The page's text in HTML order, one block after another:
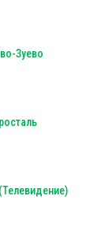
Зуево